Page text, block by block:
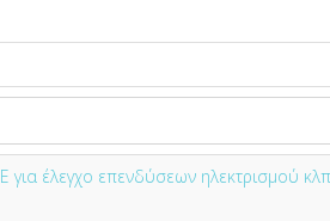
έλεγχο επενδύσεων ηλεκτρισμού